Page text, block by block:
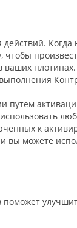
действий.
путем
к
можете
поможет